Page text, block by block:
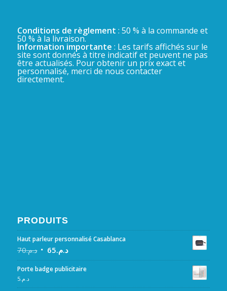
Conditions de règlement : 50 % à la commande et
50 % à la livraison.
Information importante : Les tarifs affichés sur le
site sont donnés à titre indicatif et peuvent ne pas
être actualisés. Pour obtenir un prix exact et
personnalisé, merci de nous contacter
directement.
PRODUITS
Haut parleur personnalisé Casablanca
د.م.70 د.م.65
Porte badge publicitaire
د.م.5